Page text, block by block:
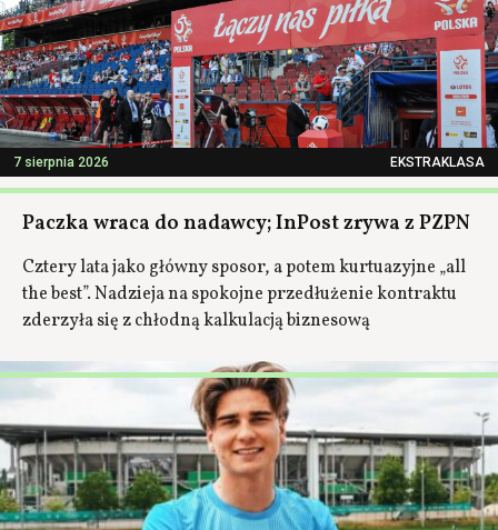
7 sierpnia 2026 EKSTRAKLASA
Paczka wraca do nadawcy; InPost zrywa z PZPN
Cztery lata jako główny sposor, a potem kurtuazyjne „all
the best”. Nadzieja na spokojne przedłużenie kontraktu
zderzyła się z chłodną kalkulacją biznesową